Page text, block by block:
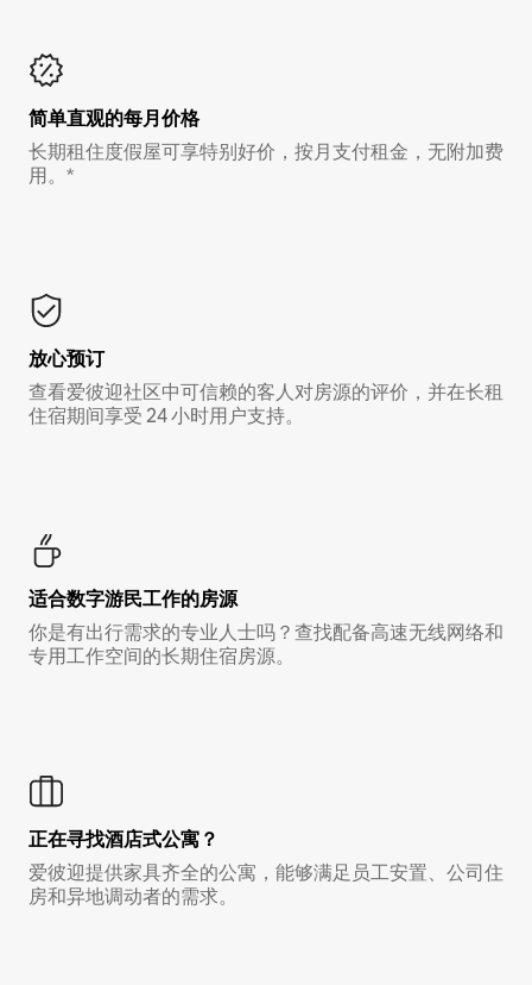
简单直观的每月价格
长期租住度假屋可享特别好价，按月支付租金，无附加费
用。*
放心预订
查看爱彼迎社区中可信赖的客人对房源的评价，并在长租
住宿期间享受 24 小时用户支持。
适合数字游民工作的房源
你是有出行需求的专业人士吗？查找配备高速无线网络和
专用工作空间的长期住宿房源。
正在寻找酒店式公寓？
爱彼迎提供家具齐全的公寓，能够满足员工安置、公司住
房和异地调动者的需求。